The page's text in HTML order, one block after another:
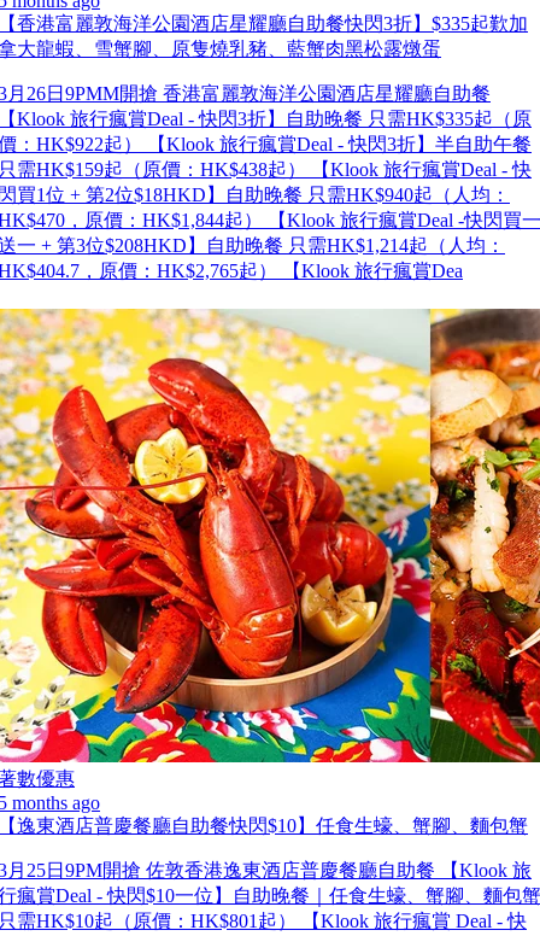
香港富麗敦海洋公園酒店星耀廳自助餐快閃3折】$335起歎加
大龍蝦、雪蟹腳、原隻燒乳豬、藍蟹肉黑松露燉蛋
月26日9PMM開搶 香港富麗敦海洋公園酒店星耀廳自助餐
Klook 旅行瘋賞Deal - 快閃3折】自助晚餐 只需HK$335起（原
：HK$922起） 【Klook 旅行瘋賞Deal - 快閃3折】半自助午餐
需HK$159起（原價：HK$438起） 【Klook 旅行瘋賞Deal - 快
買1位 + 第2位$18HKD】自助晚餐 只需HK$940起（人均：
，原價：HK$1,844起） 【Klook 旅行瘋賞Deal -快閃買一
一 + 第3位$208HKD】自助晚餐 只需HK$1,214起（人均：
，原價：HK$2,765起） 【Klook 旅行瘋賞Dea
數優惠
months ago
逸東酒店普慶餐廳自助餐快閃$10】任食生蠔、蟹腳、麵包蟹
月25日9PM開搶 佐敦香港逸東酒店普慶餐廳自助餐 【Klook 旅
瘋賞Deal - 快閃$10一位】自助晚餐｜任食生蠔、蟹腳、麵包蟹
需HK$10起（原價：HK$801起） 【Klook 旅行瘋賞 Deal - 快